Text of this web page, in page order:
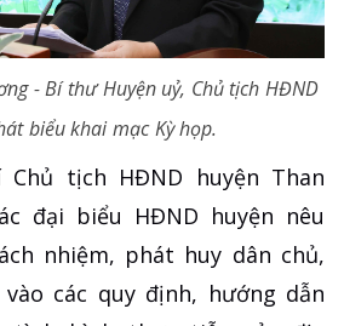
- Bí thư Huyện uỷ, Chủ tịch HĐND
biểu khai mạc Kỳ họp.
tịch HĐND huyện Than
đại biểu HĐND huyện nêu
nhiệm, phát huy dân chủ,
các quy định, hướng dẫn